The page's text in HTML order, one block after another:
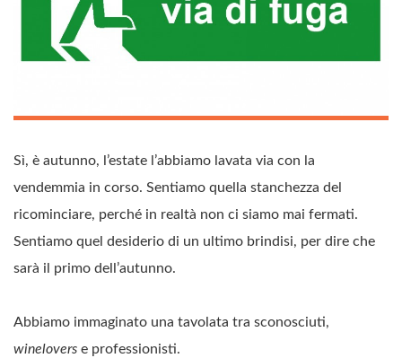
Sì, è autunno, l’estate l’abbiamo lavata via con la
vendemmia in corso. Sentiamo quella stanchezza del
ricominciare, perché in realtà non ci siamo mai fermati.
Sentiamo quel desiderio di un ultimo brindisi, per dire che
sarà il primo dell’autunno.
Abbiamo immaginato una tavolata tra sconosciuti,
winelovers e professionisti.